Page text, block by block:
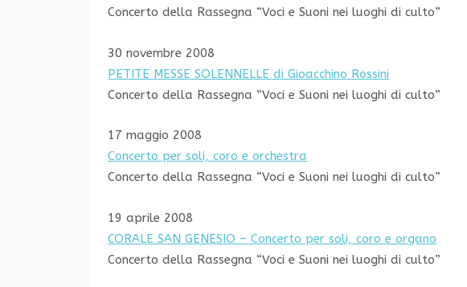
Concerto della Rassegna “Voci e Suoni nei luoghi di culto”
30 novembre 2008
PETITE MESSE SOLENNELLE di Gioacchino Rossini
Concerto della Rassegna “Voci e Suoni nei luoghi di culto”
17 maggio 2008
Concerto per soli, coro e orchestra
Concerto della Rassegna “Voci e Suoni nei luoghi di culto”
19 aprile 2008
CORALE SAN GENESIO – Concerto per soli, coro e organo
Concerto della Rassegna “Voci e Suoni nei luoghi di culto”